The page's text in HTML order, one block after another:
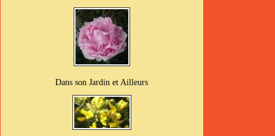
Dans son Jardin et Ailleurs